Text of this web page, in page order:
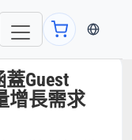
当前语
蓋Guest
增長需求